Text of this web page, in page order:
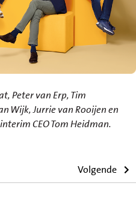
Peter van Erp, Tim
Wijk, Jurrie van Rooijen en
CEO Tom Heidman.
Volgende